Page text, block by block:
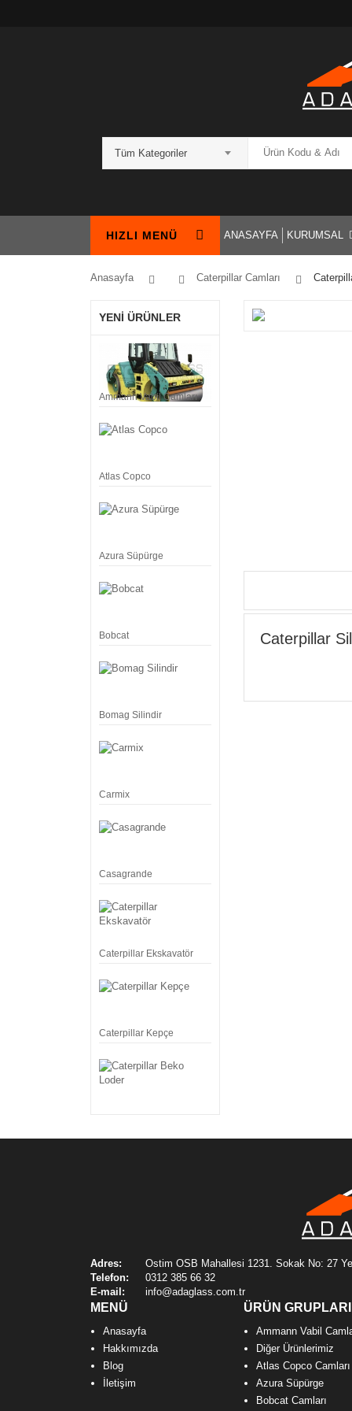
Tüm Kategoriler
HIZLI MENÜ ANASAYFA KURUMSAL
Anasayfa Caterpillar Camları
YENİ ÜRÜNLER
Ammann Vabil Camları
Atlas Copco
Azura Süpürge
Bobcat
Bomag Silindir
Carmix
Casagrande
Caterpillar Ekskavatör
Caterpillar Kepçe
Caterpillar
Adres:
Ostim OSB Mahallesi 1231. Sokak No: 27
Telefon:
0312 385 66 32
E-mail:
info@adaglass.com.tr
MENÜ
Anasayfa
Hakkımızda
Blog
İletişim
ÜRÜN GRUPLARI
Ammann Vabil
Diğer Ürünlerimiz
Atlas Copco Camları
Azura Süpürge
Bobcat Camları